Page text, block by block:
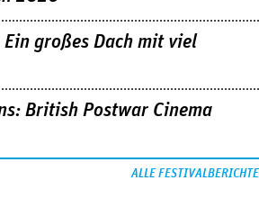
Ein großes Dach mit viel
British Postwar Cinema
ALLE FESTIVALBERICHTE